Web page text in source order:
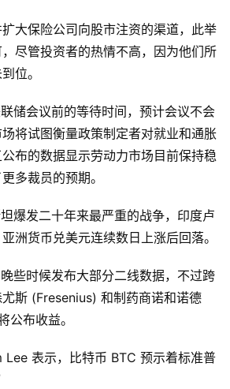
大保险公司向股市注资的渠道，此举
尽管投资者的热情不高，因为他们所
位。
储会议前的等待时间，预计会议不会
将试图衡量政策制定者对就业和通胀
布的数据显示劳动力市场目前保持稳
多裁员的预期。
爆发二十年来最严重的战争，印度卢
洲货币兑美元连续数日上涨后回落。
些时候发布大部分二线数据，不过跨
斯 (Fresenius) 和制药商诺和诺德
布收益。
表示，比特币 BTC 预示着标准普